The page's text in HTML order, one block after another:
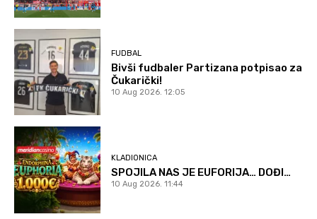
FUDBAL
Bivši fudbaler Partizana potpisao za
Čukarički!
10 Aug 2026. 12:05
KLADIONICA
SPOJILA NAS JE EUFORIJA… DOĐI…
10 Aug 2026. 11:44